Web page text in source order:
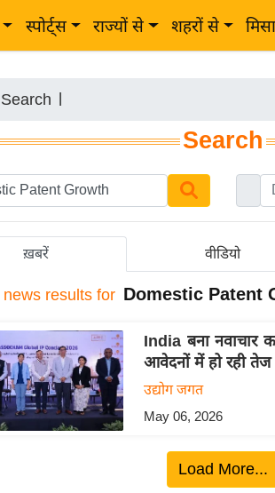
स्पोर्ट्स राज्यों से शहरों से
Search
Search
ख़बरें वीडियो
news results for Domestic Patent
India बना नवाचार
आवेदनों में हो रही तेज
उद्योग जगत
May 06, 2026
Load More...